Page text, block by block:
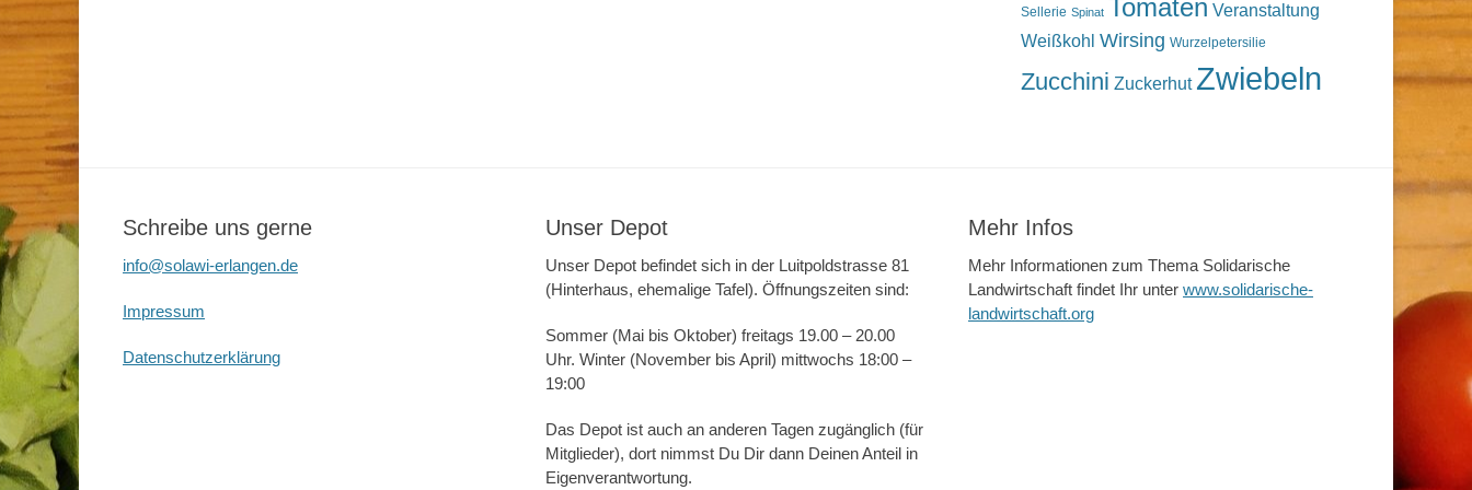
Sellerie Spinat Tomaten Veranstaltung
Weißkohl Wirsing Wurzelpetersilie
Zucchini Zuckerhut Zwiebeln
Schreibe uns gerne
info@solawi-erlangen.de
Impressum
Datenschutzerklärung
Unser Depot
Unser Depot befindet sich in der Luitpoldstrasse 81
(Hinterhaus, ehemalige Tafel). Öffnungszeiten sind:
Sommer (Mai bis Oktober) freitags 19.00 – 20.00
Uhr. Winter (November bis April) mittwochs 18:00 –
19:00
Das Depot ist auch an anderen Tagen zugänglich (für
Mitglieder), dort nimmst Du Dir dann Deinen Anteil in
Eigenverantwortung.
Mehr Infos
Mehr Informationen zum Thema Solidarische
Landwirtschaft findet Ihr unter www.solidarische-
landwirtschaft.org